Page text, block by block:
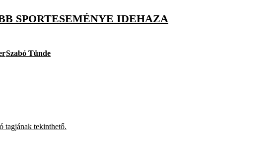
SPORTESEMÉNYE IDEHAZA
Szabó Tünde
tagjának tekinthető.